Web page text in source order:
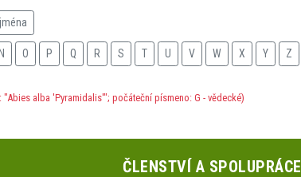
N O P Q R S T U V W X Y Z
"Abies alba 'Pyramidalis'"; počáteční písmeno: G - vědecké)
ČLENSTVÍ A SPOLUPRÁCE